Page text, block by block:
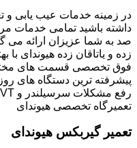
در زمینه خدمات عیب یابی و
داشته باشید تمامی خدمات
صد به شما عزیزان ارائه می
زده و یاتاقان زده هیوندای
فوق تخصصی قسمت های مختلف
پیشرفته ترین دستگاه های
تعمیرگاه تخصصی هیوندای
تعمیر گیربکس هیوندای